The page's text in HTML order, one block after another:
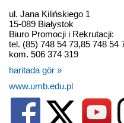
ul. Jana Kilińskiego 1
15-089 Białystok
Biuro Promocji i Rekrutacji:
tel. (85) 748 54 73,85 748 54
kom. 506 374 319
haritada gör »
www.umb.edu.pl